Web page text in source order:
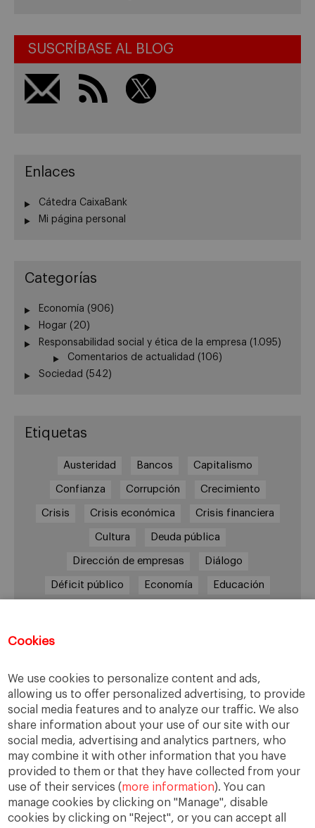
Cookies
We use cookies to personalize content and ads,
allowing us to offer personalized advertising, to provide
social media features and to analyze our traffic. We also
share information about your use of our site with our
social media, advertising and analytics partners, who
may combine it with other information that you have
provided to them or that they have collected from your
use of their services (more information). You can
manage cookies by clicking on "Manage", disable
cookies by clicking on "Reject", or you can accept all
SUSCRÍBASE AL BLOG
Enlaces
Cátedra CaixaBank
Mi página personal
Categorías
Economía (906)
Hogar (20)
Responsabilidad social y ética de la empresa (1.095)
Comentarios de actualidad (106)
Sociedad (542)
Etiquetas
Austeridad Bancos Capitalismo
Confianza Corrupción Crecimiento
Crisis Crisis económica Crisis financiera
Cultura Deuda pública
Dirección de empresas Diálogo
Déficit público Economía Educación
Política Recesión Recuperación
Reforma laboral Reformas responsabilidad
Responsabilidad social RSC RSE
Sindicatos Sistema financiero Sociedad
Sostenibilidad Trabajo Valores Virtudes
Ética Ética de la empresa